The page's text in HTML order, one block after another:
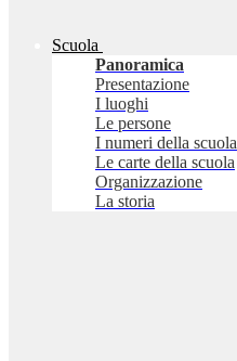
Scuola
Panoramica
Presentazione
I luoghi
Le persone
I numeri della scuola
Le carte della scuola
Organizzazione
La storia